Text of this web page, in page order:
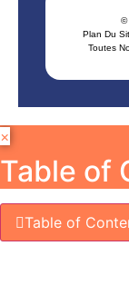
©
Plan Du
Toutes
×
Table of
Table of